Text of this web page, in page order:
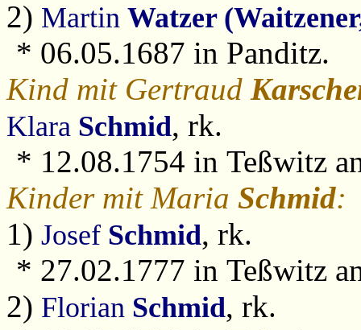
2) Martin Watzer
* 06.05.1687 in Panditz.
Kind mit Gertraud
Klara Schmid, rk.
* 12.08.1754 in Teßwitz
Kinder mit Maria Schmid:
1) Josef Schmid, rk.
* 27.02.1777 in Teßwitz
2) Florian Schmid, rk.